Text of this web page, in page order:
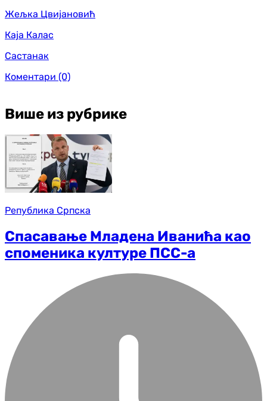
Жељка Цвијановић
Каја Калас
Састанак
Коментари (0)
Више из рубрике
Република Српска
Спасавање Младена Иванића као
споменика културе ПСС-а